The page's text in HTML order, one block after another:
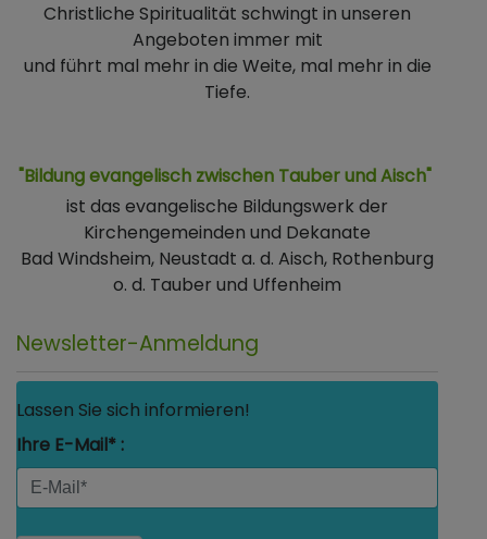
Christliche Spiritualität schwingt in unseren
Angeboten immer mit
und führt mal mehr in die Weite, mal mehr in die
Tiefe.
"Bildung evangelisch zwischen Tauber und Aisch"
ist das evangelische Bildungswerk der
Kirchengemeinden und Dekanate
Bad Windsheim, Neustadt a. d. Aisch, Rothenburg
o. d. Tauber und Uffenheim
Newsletter-Anmeldung
Lassen Sie sich informieren!
Ihre E-Mail* :